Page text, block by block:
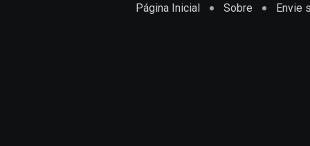
Página Inicial Sobre Envie